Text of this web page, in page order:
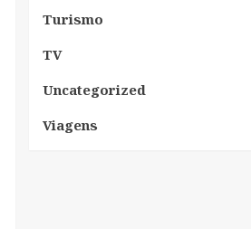
Turismo
TV
Uncategorized
Viagens